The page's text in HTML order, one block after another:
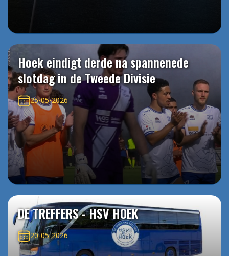
Hoek eindigt derde na spannenede
slotdag in de Tweede Divisie
25-05-2026
DE TREFFERS - HSV HOEK
20-05-2026